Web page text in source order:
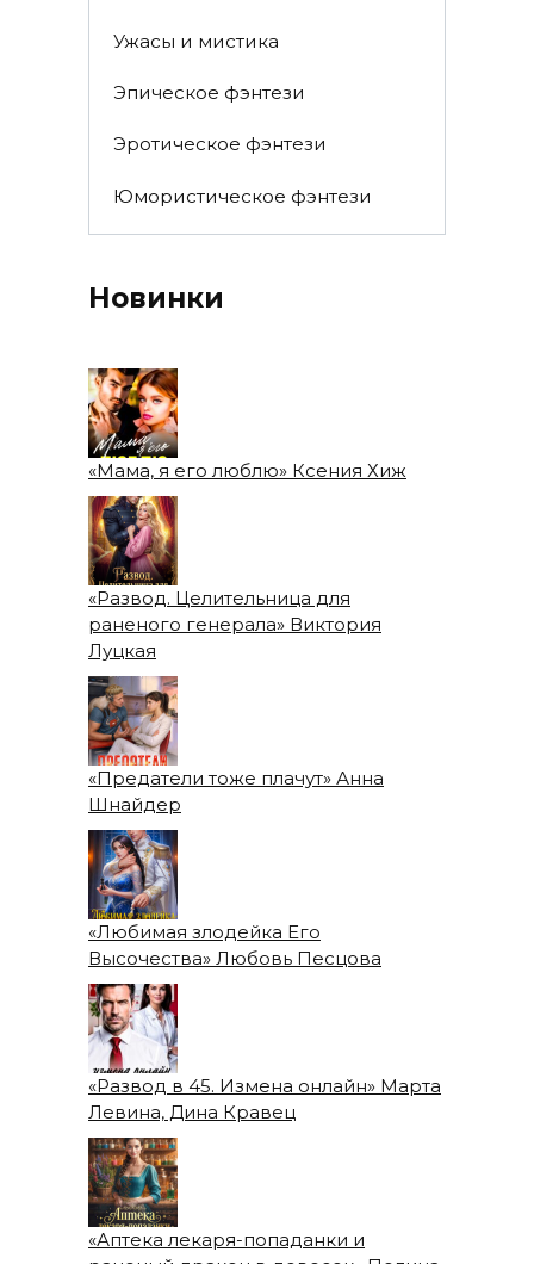
Ужасы и мистика
Эпическое фэнтези
Эротическое фэнтези
Юмористическое фэнтези
Новинки
«Мама, я его люблю» Ксения Хиж
«Развод. Целительница для
раненого генерала» Виктория
Луцкая
«Предатели тоже плачут» Анна
Шнайдер
«Любимая злодейка Его
Высочества» Любовь Песцова
«Развод в 45. Измена онлайн» Марта
Левина, Дина Кравец
«Аптека лекаря-попаданки и